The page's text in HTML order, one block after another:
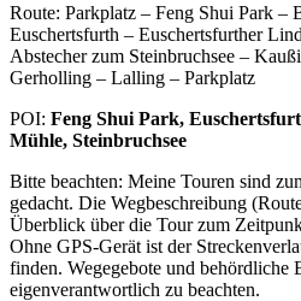
Route: Parkplatz – Feng Shui Park –
Euschertsfurth – Euschertsfurther
Abstecher zum Steinbruchsee –
Gerholling – Lalling – Parkplatz
POI: Feng Shui Park,
Mühle, Steinbruchsee
Bitte beachten: Meine Touren sind
gedacht. Die Wegbeschreibung
Überblick über die Tour zum
Ohne GPS-Gerät ist der
finden. Wegegebote und behördliche
eigenverantwortlich zu beachten.